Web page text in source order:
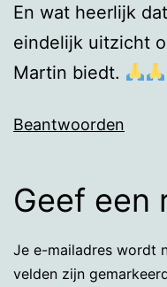
En wat heerlijk
eindelijk uitzicht
Martin biedt.
Beantwoorden
Geef een
Je e-mailadres wordt
velden zijn